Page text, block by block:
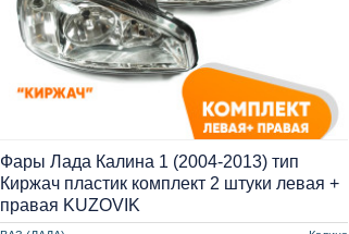
Фары Лада Калина 1 (2004-2013) тип
Киржач пластик комплект 2 штуки левая +
правая KUZOVIK